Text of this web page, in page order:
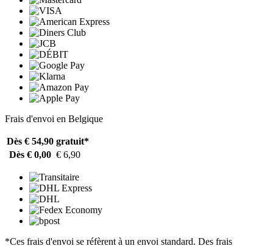
Frais d'envoi en Belgique
Dès € 54,90 gratuit*
Dès € 0,00 € 6,90
*Ces frais d'envoi se réfèrent à un envoi standard. Des frais